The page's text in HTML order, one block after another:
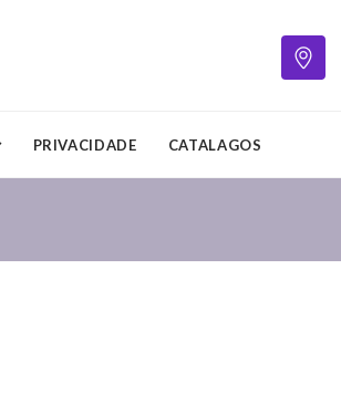
PRIVACIDADE CATALAGOS